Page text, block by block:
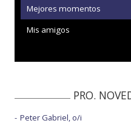
Mejores momentos
Mis amigos
PRO.
Peter Gabriel, o/i